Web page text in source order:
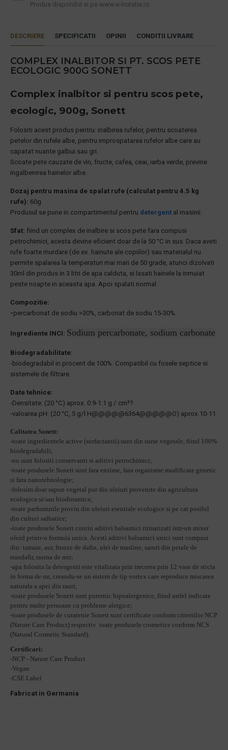
Produs disponibil si pe www.e-licitatie.ro
DESCRIERE SPECIFICATII OPINII CONDITII LIVRARE
COMPLEX INALBITOR SI PT. SCOS PETE
ECOLOGIC 900G SONETT
Complex inalbitor si pentru scos pete,
ecologic, 900g, Sonett
Folositi acest produs pentru: inalbirea rufelor, pentru scoaterea
petelor din rufele albe, pentru improspatarea rufelor albe care au
capatat nuante galbui sau gri.
Scoate pete cauzate de vin, fructe, cafea, ceai, iarba verde, previne
ingalbenirea hainelor albe.
Dozaj pentru masina de spalat rufe (calculat pentru 4.5 kg
rufe): 60g
Produsul se pune in compartimentul pentru detergent al masinii.
Sfat: fiind un complex de inalbire si scos pete fara compusi
petrochimici, acesta devine eficient doar de la 50 °C in sus. Daca aveti
rufe foarte murdare (de ex. hainute ale copiilor) sau materialul nu
permite spalarea la temperaturi mai mari de 50 grade, atunci dizolvati
30ml din produs in 3 litri de apa calduta, si lasati hainele la inmuiat
peste noapte in aceasta apa. Apoi spalati normal.
Compozitie:
-percarbonat de sodiu >30%, carbonat de sodiu 15-30%.
Ingrediente INCI: Sodium percarbonate, sodium carbonate
Biodegradabilitate:
-biodegradabil in procent de 100%. Compatibil cu fosele septice si
sistemele de filtrare.
Date tehnice:
-Densitate: (20 °C) aprox. 0.9-1.1 g / cm³?
-valoarea pH: (20 °C, 5 g/l H@@@@@6364@@@@@O) aprox.10-11
Calitatea Sonett:
-toate ingredientele active (surfactantii) sunt din surse vegetale, fiind 100%
biodegradabili;
-nu sunt folositi conservanti si aditivi petrochimici;
-toate produsele Sonett sunt fara enzime, fara organisme modificate genetic
si fara nanotehnologie;
-folosim doar sapun vegetal pur din uleiuri provenite din agricultura
ecologica si/sau biodinamica;
-toate parfumurile provin din uleiuri esentiale ecologice si pe cat posibil
din culturi salbatice;
-toate produsele Sonett contin aditivi balsamici ritmatizati intr-un mixer
oloid printr-o formula unica. Acesti aditivi balsamici unici sunt compusi
din: tamaie, aur, frunze de dafin, ulei de masline, saruri din petale de
trandafir, rasina de mir;
-apa folosita la detergenti este vitalizata prin trecerea prin 12 vase de sticla
in forma de ou, creandu-se un sistem de tip vortex care reproduce miscarea
naturala a apei din rauri;
-toate produsele Sonett sunt puternic hipoalergenice, fiind astfel indicate
pentru multe persoane cu probleme alergice;
-toate produsele de curatenie Sonett sunt certificate conform criteriilor NCP
(Nature Care Product) respectiv toate produsele cosmetice conform NCS
(Natural Cosmetic Standard).
Certificari:
-NCP - Nature Care Product
-Vegan
-CSE Label
Fabricat in Germania